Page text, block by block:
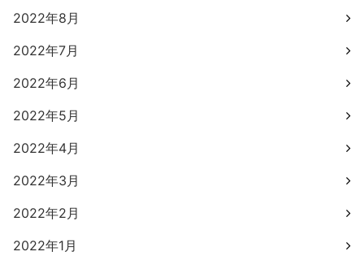
2022年8月
2022年7月
2022年6月
2022年5月
2022年4月
2022年3月
2022年2月
2022年1月